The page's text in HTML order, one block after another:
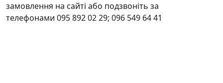
замовлення на сайті або подзвоніть за
телефонами 095 892 02 29; 096 549 64 41